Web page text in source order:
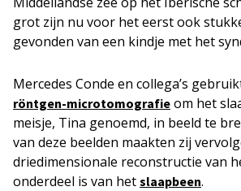
grot zijn nu voor het eerst ook
gevonden van een kindje met het
Mercedes Conde en collega’s
röntgen-microtomografie om het
meisje, Tina genoemd, in beeld te
van deze beelden maakten zij
driedimensionale reconstructie van
onderdeel is van het slaapbeen.